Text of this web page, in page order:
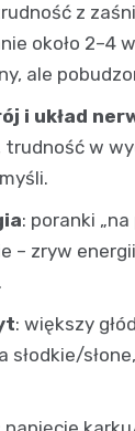
z
około 2–4
ale
i układ
trudność w
: poranki „na
– zryw
: większy
słodkie/